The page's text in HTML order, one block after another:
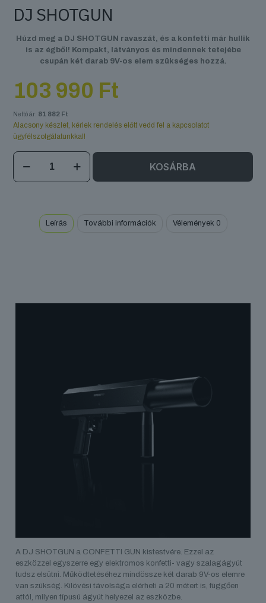
DJ SHOTGUN
Húzd meg a DJ SHOTGUN ravaszát, és a konfetti már hullik
is az égből! Kompakt, látványos és mindennek tetejébe
csupán két darab 9V-os elem szükséges hozzá.
103 990 Ft
Nettó ár: 81 882 Ft
Alacsony készlet, kérlek rendelés előtt vedd fel a kapcsolatot
ügyfélszolgálatunkkal!
DJ
SHOTGUN
mennyiség
KOSÁRBA
Leírás További információk Vélemények 0
A DJ SHOTGUN a CONFETTI GUN kistestvére. Ezzel az
eszközzel egyszerre egy elektromos konfetti- vagy szalagágyút
tudsz elsütni. Működtetéséhez mindössze két darab 9V-os elemre
van szükség. Kilövési távolsága elérheti a 20 métert is, függően
attól, milyen típusú ágyút helyezel az eszközbe.